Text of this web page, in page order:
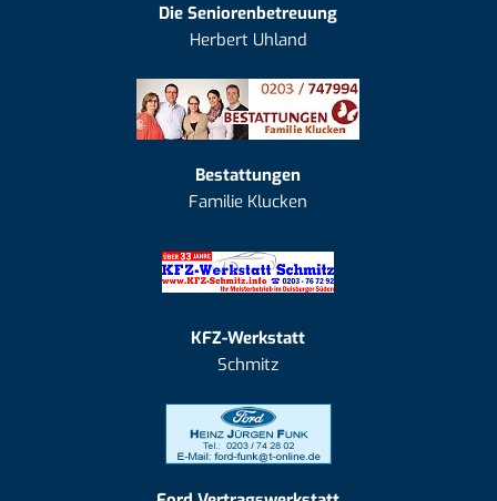
Die Seniorenbetreuung
Herbert Uhland
Bestattungen
Familie Klucken
KFZ-Werkstatt
Schmitz